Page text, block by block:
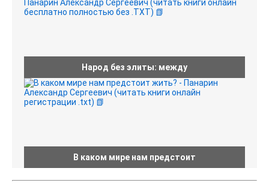
Народ без элиты: между
В каком мире нам предстоит